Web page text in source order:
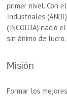
primer nivel. Con
Industriales
(INCOLDA) nació
sin ánimo de lucro.
Misión
Formar los